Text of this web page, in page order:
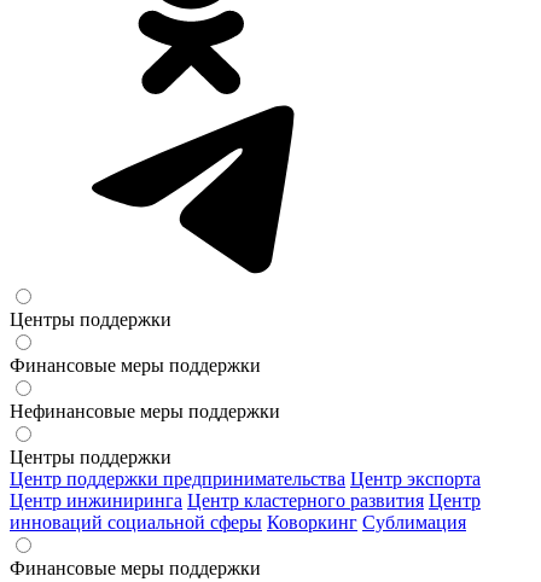
Центры поддержки
Финансовые меры поддержки
Нефинансовые меры поддержки
Центры поддержки
Центр поддержки предпринимательства Центр экспорта
Центр инжиниринга Центр кластерного развития Центр
инноваций социальной сферы Коворкинг Сублимация
Финансовые меры поддержки